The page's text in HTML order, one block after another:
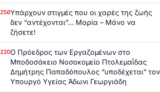
256Υπάρχουν στιγμές που οι χαρές της ζωής
δεν “αντέχονται”… Μαρία – Μάνο να
ζήσετε!
220Ο Πρόεδρος των Εργαζομένων στο
Μποδοσάκειο Νοσοκομείο Πτολεμαΐδας
Δημήτρης Παπαδόπουλος “υποδέχεται” τον
Υπουργό Υγείας Άδωνι Γεωργιάδη